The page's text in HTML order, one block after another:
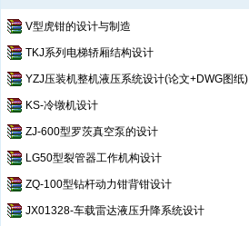
V型虎钳的设计与制造
TKJ系列电梯轿厢结构设计
YZJ压装机整机液压系统设计(论文+DWG图纸)
KS-冷镦机设计
ZJ-600型罗茨真空泵的设计
LG50型裂管器工作机构设计
ZQ-100型钻杆动力钳背钳设计
JX01328-车载雷达液压升降系统设计